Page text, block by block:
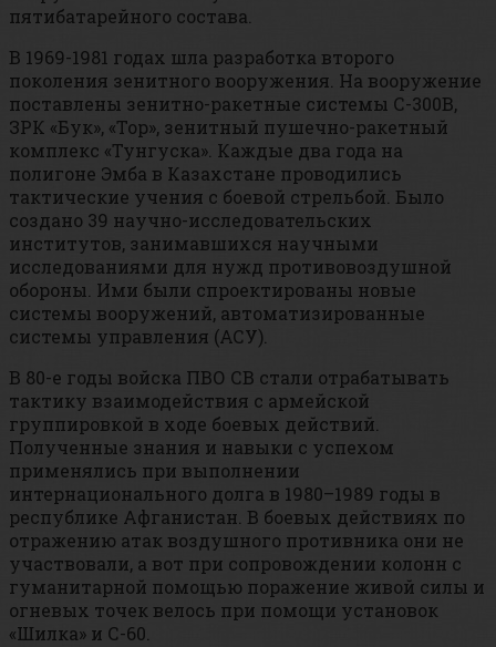
пятибатарейного состава.
В 1969-1981 годах шла разработка второго
поколения зенитного вооружения. На вооружение
поставлены зенитно-ракетные системы С-300В,
ЗРК «Бук», «Тор», зенитный пушечно-ракетный
комплекс «Тунгуска». Каждые два года на
полигоне Эмба в Казахстане проводились
тактические учения с боевой стрельбой. Было
создано 39 научно-исследовательских
институтов, занимавшихся научными
исследованиями для нужд противовоздушной
обороны. Ими были спроектированы новые
системы вооружений, автоматизированные
системы управления (АСУ).
В 80-е годы войска ПВО СВ стали отрабатывать
тактику взаимодействия с армейской
группировкой в ходе боевых действий.
Полученные знания и навыки с успехом
применялись при выполнении
интернационального долга в 1980–1989 годы в
республике Афганистан. В боевых действиях по
отражению атак воздушного противника они не
участвовали, а вот при сопровождении колонн с
гуманитарной помощью поражение живой силы и
огневых точек велось при помощи установок
«Шилка» и С-60.